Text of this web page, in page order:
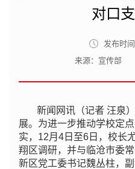
对口
发布时间
来源：宣传部
新闻网讯（记者 汪泉
展。为进一步推动学校定
实，12月4日至6日，校长
翔区调研，并与临沧市委
新区党工委书记魏丛柱，